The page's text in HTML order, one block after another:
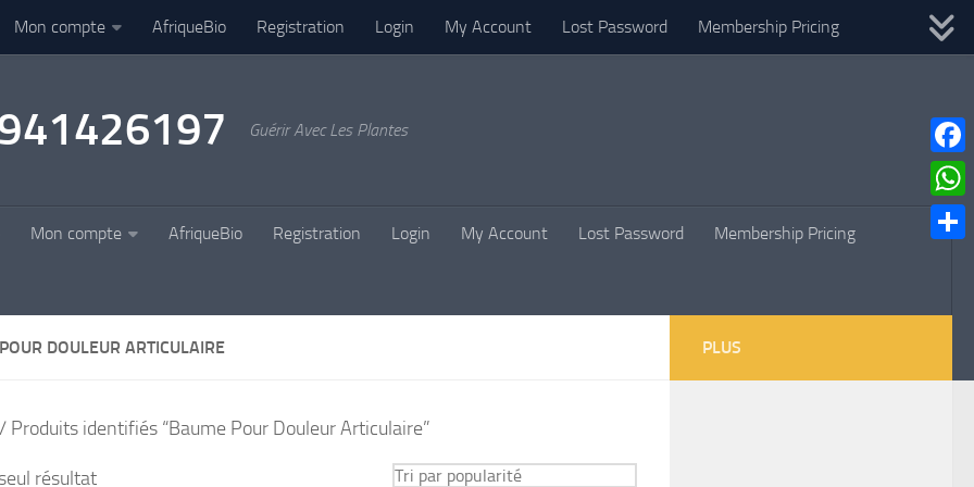
Mon compte AfriqueBio Registration Login My Account Lost Password Membership Pricing
Guérir Avec Les Plantes
Mon compte AfriqueBio Registration Login My Account Lost Password Membership Pricing
DOULEUR ARTICULAIRE
/ Produits identifiés “Baume Pour Douleur Articulaire”
résultat
PLUS